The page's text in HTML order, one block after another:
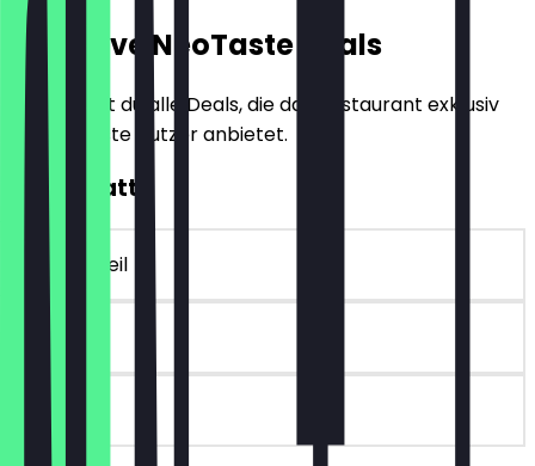
Exklusive NeoTaste Deals
Hier findest du alle Deals, die das Restaurant exklusiv
für NeoTaste Nutzer anbietet.
10€ Rabatt
~10 € Vorteil
180 Tage
vor Ort